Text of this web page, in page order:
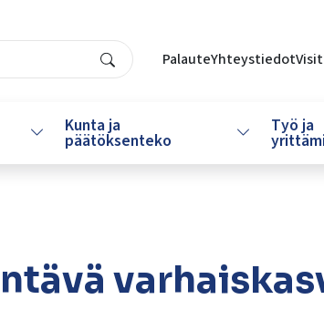
PalauteYhteystiedot
Search
Vaihda alasvetovalikkoa
Kunta ja
päätöksenteko VaihdaTyö ja